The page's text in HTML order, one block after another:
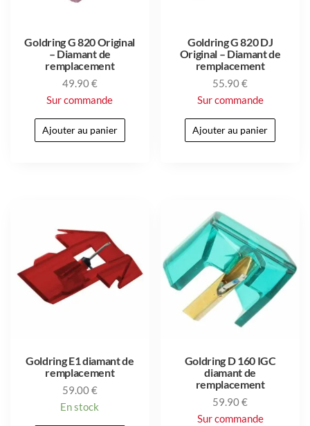
Goldring G 820 Original
– Diamant de
remplacement
49.90€
Sur commande
Ajouter au panier
Goldring G 820 DJ
Original – Diamant de
remplacement
55.90€
Sur commande
Ajouter au panier
Goldring E1 diamant de
remplacement
59.00€
En stock
Goldring D 160 IGC
diamant de
remplacement
59.90€
Sur commande